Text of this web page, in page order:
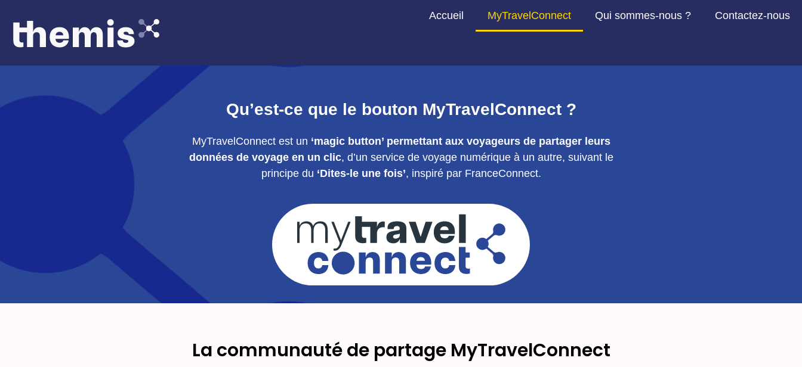
contenu
Accueil MyTravelConnect Qui sommes-nous ? Contactez-nous
Qu’est-ce que le bouton MyTravelConnect ?
MyTravelConnect est un ‘magic button’ permettant aux voyageurs de partager leurs
données de voyage en un clic, d’un service de voyage numérique à un autre, suivant le
principe du ‘Dites-le une fois’, inspiré par FranceConnect.
La communauté de partage MyTravelConnect